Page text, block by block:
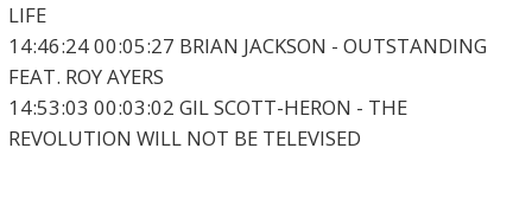
LIFE
14:46:24 00:05:27 BRIAN JACKSON - OUTSTANDING
FEAT. ROY AYERS
14:53:03 00:03:02 GIL SCOTT-HERON - THE
REVOLUTION WILL NOT BE TELEVISED